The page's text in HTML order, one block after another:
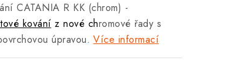
CATANIA R KK (chrom) -
kování z nové chromové řady s
úpravou. Více informací